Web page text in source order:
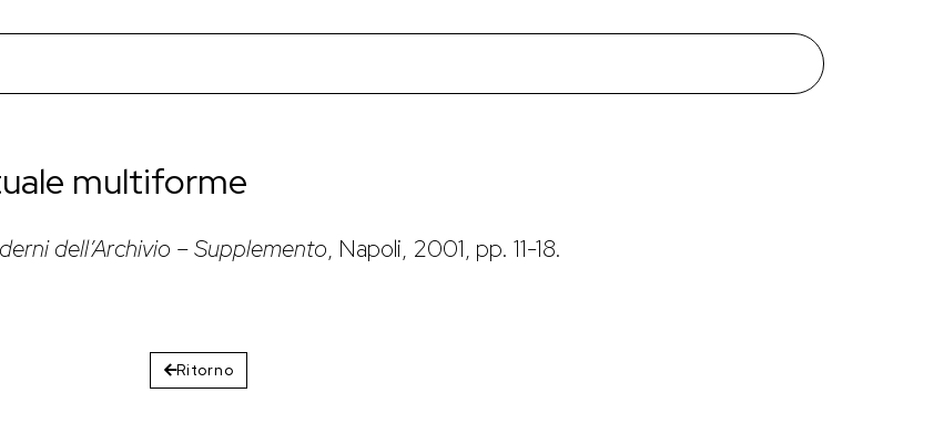
multiforme
dell’Archivio – Supplemento, Napoli, 2001, pp. 11-18.
Ritorno